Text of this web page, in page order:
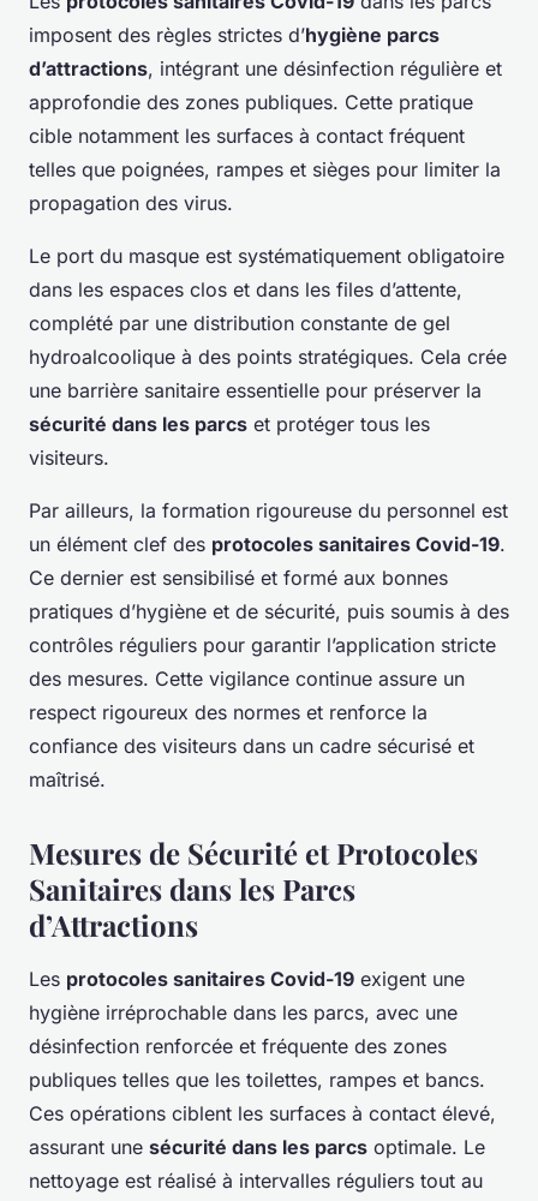
imposent des règles strictes d’hygiène parcs
d’attractions, intégrant une désinfection régulière et
approfondie des zones publiques. Cette pratique
cible notamment les surfaces à contact fréquent
telles que poignées, rampes et sièges pour limiter la
propagation des virus.
Le port du masque est systématiquement obligatoire
dans les espaces clos et dans les files d’attente,
complété par une distribution constante de gel
hydroalcoolique à des points stratégiques. Cela crée
une barrière sanitaire essentielle pour préserver la
sécurité dans les parcs et protéger tous les
visiteurs.
Par ailleurs, la formation rigoureuse du personnel est
un élément clef des protocoles sanitaires Covid-19.
Ce dernier est sensibilisé et formé aux bonnes
pratiques d’hygiène et de sécurité, puis soumis à des
contrôles réguliers pour garantir l’application stricte
des mesures. Cette vigilance continue assure un
respect rigoureux des normes et renforce la
confiance des visiteurs dans un cadre sécurisé et
maîtrisé.
Mesures de Sécurité et Protocoles
Sanitaires dans les Parcs
d’Attractions
Les protocoles sanitaires Covid-19 exigent une
hygiène irréprochable dans les parcs, avec une
désinfection renforcée et fréquente des zones
publiques telles que les toilettes, rampes et bancs.
Ces opérations ciblent les surfaces à contact élevé,
assurant une sécurité dans les parcs optimale. Le
nettoyage est réalisé à intervalles réguliers tout au